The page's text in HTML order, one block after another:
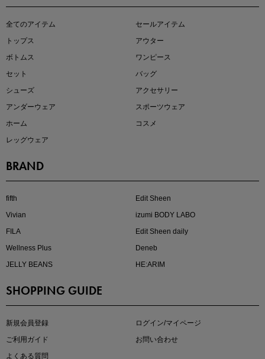
近日販売のアイテムを先見せ
全てのアイテム
セールアイテム
トップス
アウター
ボトムス
ワンピース
セット
バッグ
シューズ
アクセサリー
アンダーウェア
スポーツウェア
ホーム
コスメ
レッグウェア
BRAND
fifth
Edit Sheen
Vivian
izumi BODY LABO
FILA
Edit Sheen daily
Wellness Plus
Deneb
JELLY BEANS
HE:ARIM
SHOPPING GUIDE
新規会員登録
ログイン/マイページ
ご利用ガイド
お問い合わせ
よくある質問